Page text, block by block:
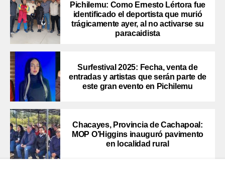
Pichilemu: Como Ernesto Lértora fue
identificado el deportista que murió
trágicamente ayer, al no activarse su
paracaidista
Surfestival 2025: Fecha, venta de
entradas y artistas que serán parte de
este gran evento en Pichilemu
Chacayes, Provincia de Cachapoal:
MOP O’Higgins inauguró pavimento
en localidad rural